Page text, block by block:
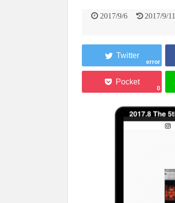
2017/9/6 2017/9/11
error
0